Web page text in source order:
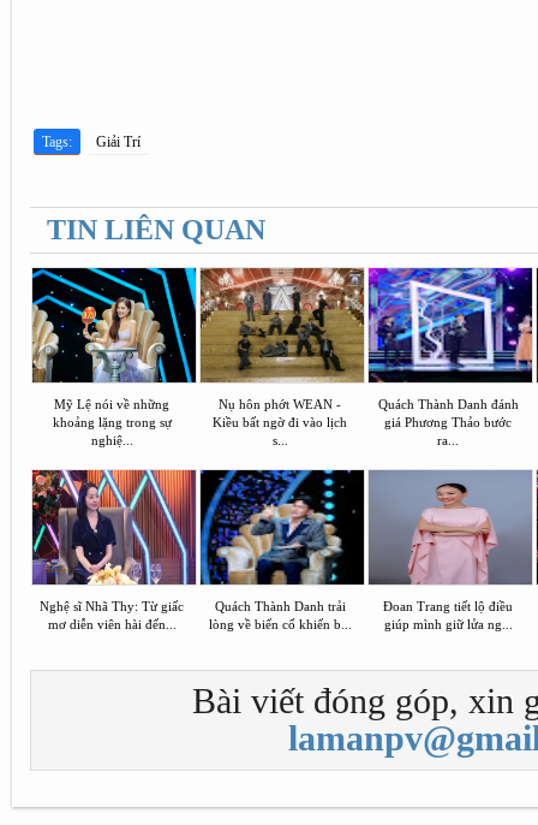
Tags: Giải Trí
TIN LIÊN QUAN
Mỹ Lệ nói về những
khoảng lặng trong sự
nghiệ...
Nụ hôn phớt WEAN -
Kiều bất ngờ đi vào lịch
s...
Quách Thành Danh đánh
giá Phương Thảo bước
ra...
Nghệ sĩ Nhã Thy: Từ giấc
mơ diễn viên hài đến...
Quách Thành Danh trải
lòng về biến cố khiến b...
Đoan Trang tiết lộ điều
giúp mình giữ lửa ng...
Bài viết đóng góp, xin